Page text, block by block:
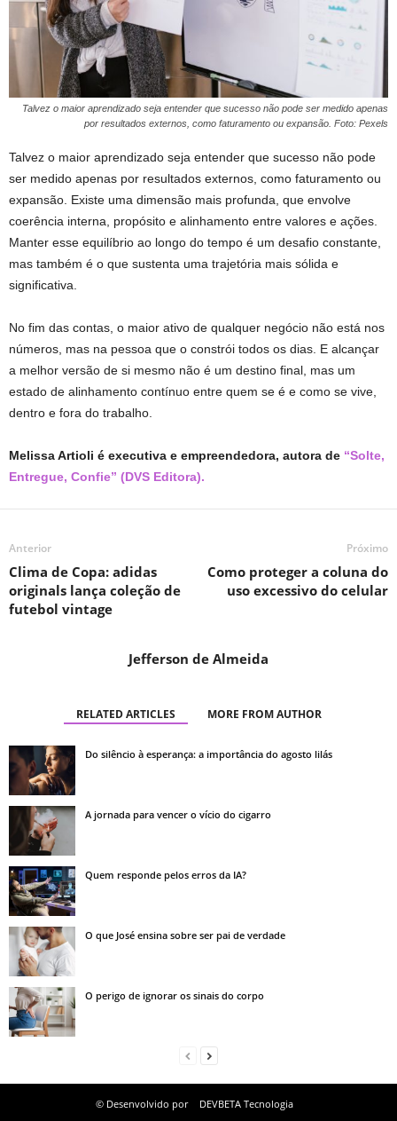
Talvez o maior aprendizado seja entender que sucesso não pode ser medido apenas
por resultados externos, como faturamento ou expansão. Foto: Pexels
Talvez o maior aprendizado seja entender que sucesso não pode
ser medido apenas por resultados externos, como faturamento ou
expansão. Existe uma dimensão mais profunda, que envolve
coerência interna, propósito e alinhamento entre valores e ações.
Manter esse equilíbrio ao longo do tempo é um desafio constante,
mas também é o que sustenta uma trajetória mais sólida e
significativa.
No fim das contas, o maior ativo de qualquer negócio não está nos
números, mas na pessoa que o constrói todos os dias. E alcançar
a melhor versão de si mesmo não é um destino final, mas um
estado de alinhamento contínuo entre quem se é e como se vive,
dentro e fora do trabalho.
Melissa Artioli é executiva e empreendedora, autora de “Solte,
Entregue, Confie” (DVS Editora).
Anterior
Clima de Copa: adidas
originals lança coleção de
futebol vintage
Próximo
Como proteger a coluna do
uso excessivo do celular
Jefferson de Almeida
RELATED ARTICLES MORE FROM AUTHOR
Do silêncio à esperança: a importância do agosto lilás
A jornada para vencer o vício do cigarro
Quem responde pelos erros da IA?
O que José ensina sobre ser pai de verdade
O perigo de ignorar os sinais do corpo
© Desenvolvido por DEVBETA Tecnologia